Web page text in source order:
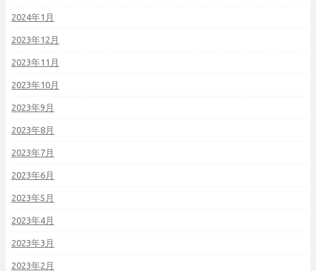
2024年1月
2023年12月
2023年11月
2023年10月
2023年9月
2023年8月
2023年7月
2023年6月
2023年5月
2023年4月
2023年3月
2023年2月